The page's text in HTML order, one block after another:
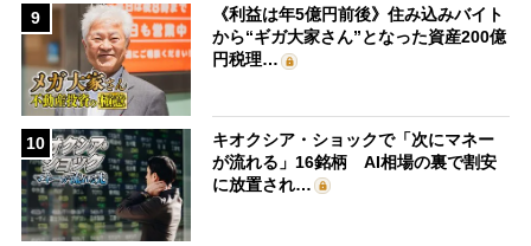
9
《利益は年5億円前後》住み込みバイト
から“ギガ大家さん”となった資産200億
円税理…
10
キオクシア・ショックで「次にマネー
が流れる」16銘柄 AI相場の裏で割安
に放置され…